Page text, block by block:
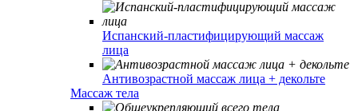
Испанский-пластифицирующий массаж
лица
Антивозрастной массаж лица + декольте
Массаж тела